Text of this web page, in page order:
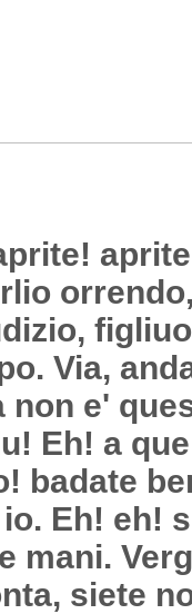
Via,
non e'
Eh! a
badate
Eh! eh!
mani.
siete